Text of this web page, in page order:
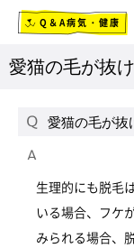
Q＆A病気・健康
愛猫の毛が抜
愛猫の毛が抜
生理的にも脱毛
いる場合、フケ
みられる場合、